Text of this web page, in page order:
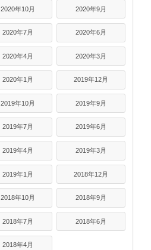
2020年10月 2020年9月
2020年7月 2020年6月
2020年4月 2020年3月
2020年1月 2019年12月
2019年10月 2019年9月
2019年7月 2019年6月
2019年4月 2019年3月
2019年1月 2018年12月
2018年10月 2018年9月
2018年7月 2018年6月
2018年4月